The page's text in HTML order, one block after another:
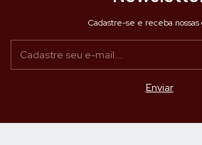
Cadastre-se e receba nossas